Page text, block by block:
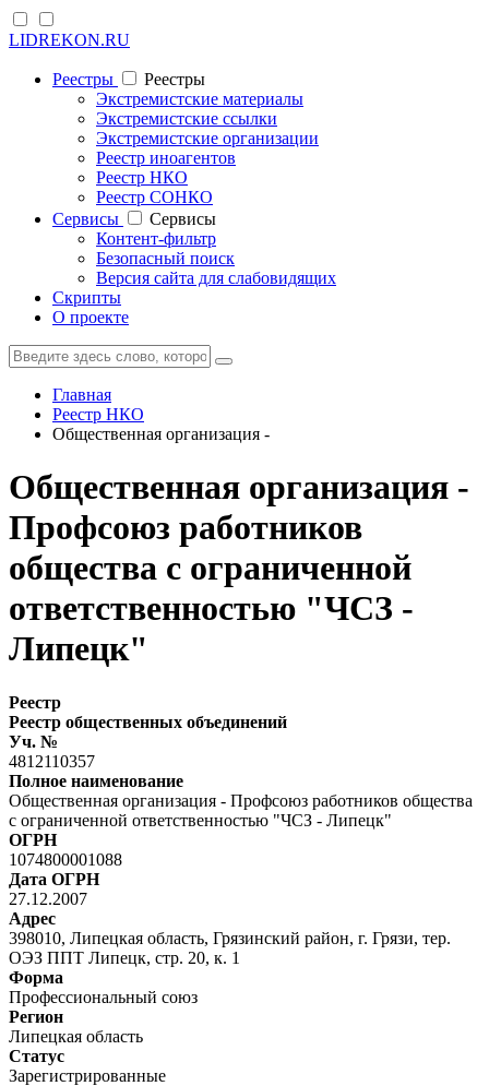
LIDREKON.RU
Реестры
Реестры
Экстремистские материалы
Экстремистские ссылки
Экстремистские организации
Реестр иноагентов
Реестр НКО
Реестр СОНКО
Cервисы
Cервисы
Контент-фильтр
Безопасный поиск
Версия сайта для слабовидящих
Скрипты
О проекте
Главная
Реестр НКО
Общественная организация -
Общественная организация -
Профсоюз работников
общества с ограниченной
ответственностью "ЧСЗ -
Липецк"
Реестр
Реестр общественных объединений
Уч. №
4812110357
Полное наименование
Общественная организация - Профсоюз работников общества
с ограниченной ответственностью "ЧСЗ - Липецк"
ОГРН
1074800001088
Дата ОГРН
27.12.2007
Адрес
398010, Липецкая область, Грязинский район, г. Грязи, тер.
ОЭЗ ППТ Липецк, стр. 20, к. 1
Форма
Профессиональный союз
Регион
Липецкая область
Статус
Зарегистрированные